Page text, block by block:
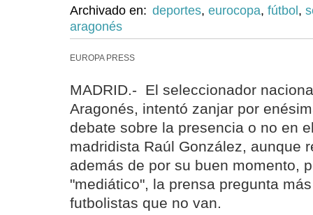
Archivado en: deportes, eurocopa, fútbol ,
aragonés
EUROPA PRESS
MADRID.- El seleccionador
Aragonés, intentó zanjar por
debate sobre la presencia o no en
madridista Raúl González, aunque
además de por su buen momento,
"mediático", la prensa pregunta
futbolistas que no van.